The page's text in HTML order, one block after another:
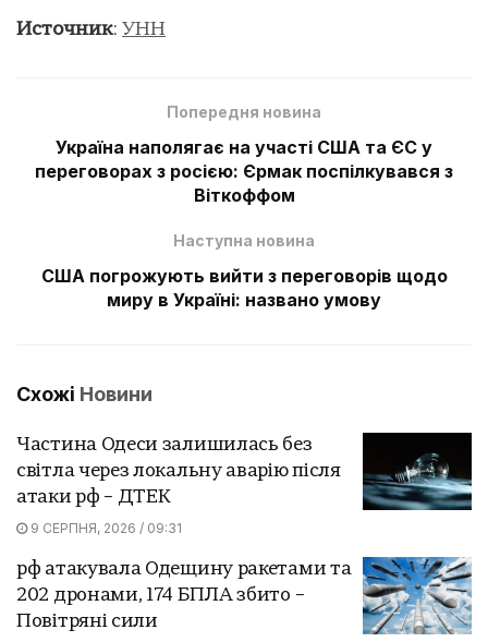
Источник: УНН
Попередня новина
Україна наполягає на участі США та ЄС у
переговорах з росією: Єрмак поспілкувався з
Віткоффом
Наступна новина
США погрожують вийти з переговорів щодо
миру в Україні: названо умову
Схожі Новини
Частина Одеси залишилась без
світла через локальну аварію після
атаки рф – ДТЕК
9 СЕРПНЯ, 2026 / 09:31
рф атакувала Одещину ракетами та
202 дронами, 174 БПЛА збито –
Повітряні сили